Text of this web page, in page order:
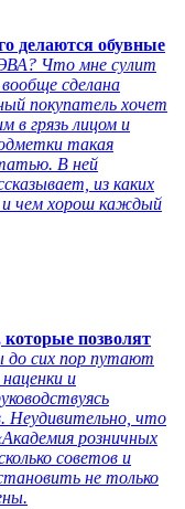
делаются обувные
Что мне сулит
сделана
покупатель хочет
в грязь лицом и
такая
В ней
из каких
и чем хорош каждый
позволят
до сих пор путают
и
Неудивительно, что
розничных
советов и
не только